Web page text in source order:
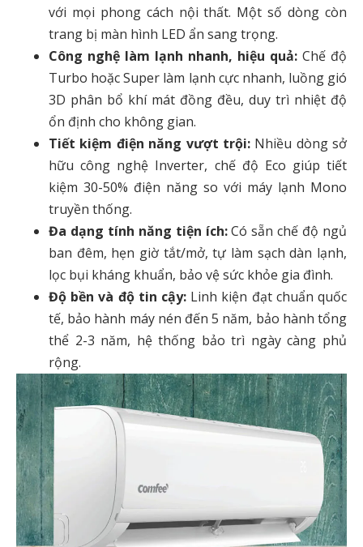
với mọi phong cách nội thất. Một số dòng còn
trang bị màn hình LED ẩn sang trọng.
Công nghệ làm lạnh nhanh, hiệu quả: Chế độ
Turbo hoặc Super làm lạnh cực nhanh, luồng gió
3D phân bổ khí mát đồng đều, duy trì nhiệt độ
ổn định cho không gian.
Tiết kiệm điện năng vượt trội:Nhiều dòng sở
hữu công nghệ Inverter, chế độ Eco giúp tiết
kiệm 30-50% điện năng so với máy lạnh Mono
truyền thống.
Đa dạng tính năng tiện ích:Có sẵn chế độ ngủ
ban đêm, hẹn giờ tắt/mở, tự làm sạch dàn lạnh,
lọc bụi kháng khuẩn, bảo vệ sức khỏe gia đình.
Độ bền và độ tin cậy: Linh kiện đạt chuẩn quốc
tế, bảo hành máy nén đến 5 năm, bảo hành tổng
thể 2-3 năm, hệ thống bảo trì ngày càng phủ
rộng.